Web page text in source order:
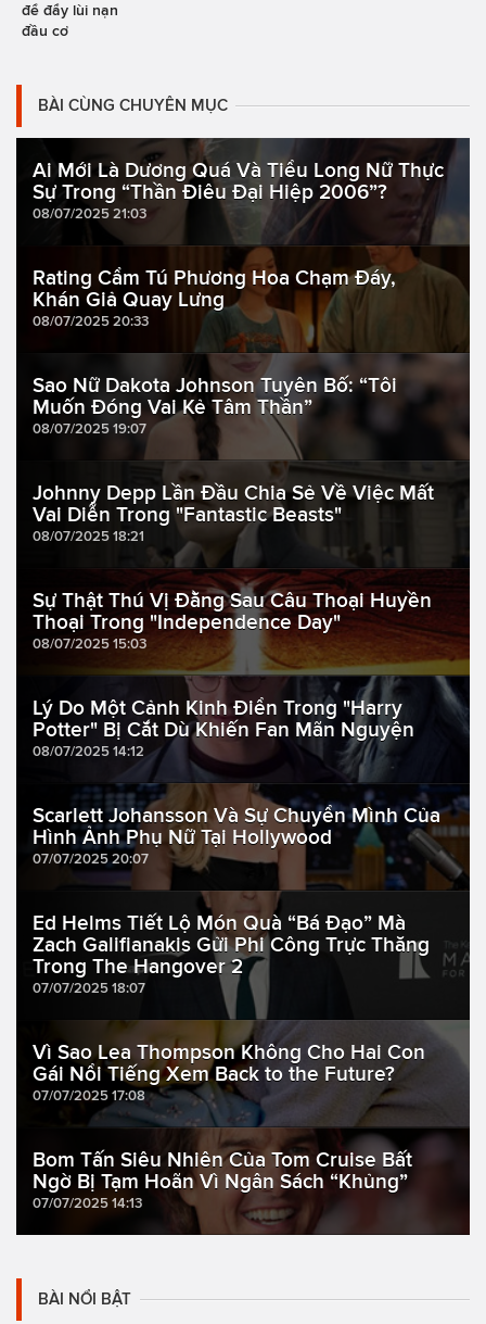
để đẩy lùi nạn
đầu cơ
BÀI CÙNG CHUYÊN MỤC
Ai Mới Là Dương Quá Và Tiểu Long Nữ Thực
Sự Trong “Thần Điêu Đại Hiệp 2006”?
08/07/2025 21:03
Rating Cẩm Tú Phương Hoa Chạm Đáy,
Khán Giả Quay Lưng
08/07/2025 20:33
Sao Nữ Dakota Johnson Tuyên Bố: “Tôi
Muốn Đóng Vai Kẻ Tâm Thần”
08/07/2025 19:07
Johnny Depp Lần Đầu Chia Sẻ Về Việc Mất
Vai Diễn Trong "Fantastic Beasts"
08/07/2025 18:21
Sự Thật Thú Vị Đằng Sau Câu Thoại Huyền
Thoại Trong "Independence Day"
08/07/2025 15:03
Lý Do Một Cảnh Kinh Điển Trong "Harry
Potter" Bị Cắt Dù Khiến Fan Mãn Nguyện
08/07/2025 14:12
Scarlett Johansson Và Sự Chuyển Mình Của
Hình Ảnh Phụ Nữ Tại Hollywood
07/07/2025 20:07
Ed Helms Tiết Lộ Món Quà “Bá Đạo” Mà
Zach Galifianakis Gửi Phi Công Trực Thăng
Trong The Hangover 2
07/07/2025 18:07
Vì Sao Lea Thompson Không Cho Hai Con
Gái Nổi Tiếng Xem Back to the Future?
07/07/2025 17:08
Bom Tấn Siêu Nhiên Của Tom Cruise Bất
Ngờ Bị Tạm Hoãn Vì Ngân Sách “Khủng”
07/07/2025 14:13
BÀI NỔI BẬT